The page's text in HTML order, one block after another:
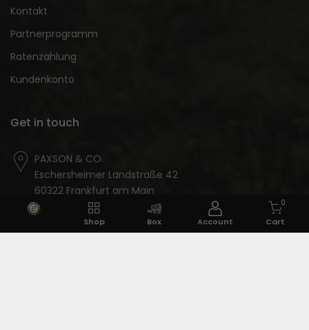
Kontakt
Partnerprogramm
Ratenzahlung
Kundenkonto
Get in touch
PAXSON & CO.
Eschersheimer Landstraße 42
60322 Frankfurt am Main
Kundenservice
Shop Box Account
0
Cart